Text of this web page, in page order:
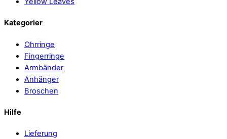
Kategorier
Ohrringe
Fingerringe
Armbänder
Anhänger
Broschen
Hilfe
Lieferung